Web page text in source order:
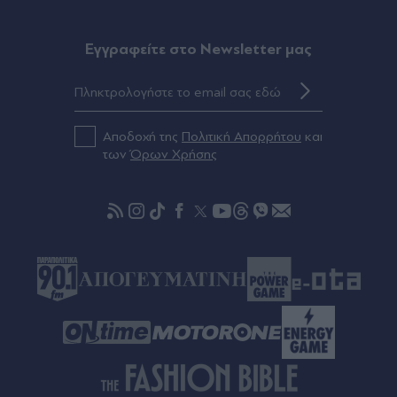
Πριν 19 λεπτά
καλοκαιρινά βίντεο του TikTok στη μεγάλη
συζήτηση για το AI - Τι συμβαίνει με το viral
Πριν 23 λεπτά
Eγγραφείτε στο Newsletter μας
Αποδοχή της Πολιτική Απορρήτου και
τωνΌρων Χρήσης